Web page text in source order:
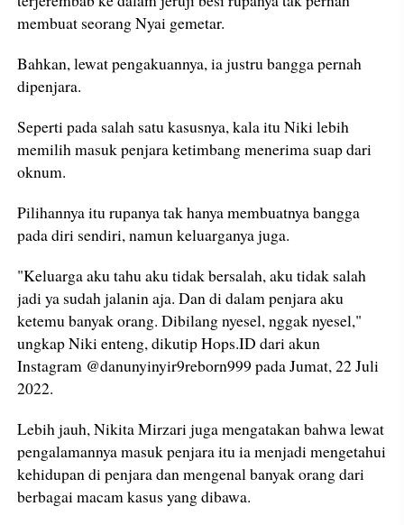
membuat seorang Nyai gemetar.
Bahkan, lewat pengakuannya, ia justru bangga pernah
dipenjara.
Seperti pada salah satu kasusnya, kala itu Niki lebih
memilih masuk penjara ketimbang menerima suap dari
oknum.
Pilihannya itu rupanya tak hanya membuatnya bangga
pada diri sendiri, namun keluarganya juga.
"Keluarga aku tahu aku tidak bersalah, aku tidak salah
jadi ya sudah jalanin aja. Dan di dalam penjara aku
ketemu banyak orang. Dibilang nyesel, nggak nyesel,"
ungkap Niki enteng, dikutip Hops.ID dari akun
Instagram @danunyinyir9reborn999 pada Jumat, 22 Juli
2022.
Lebih jauh, Nikita Mirzari juga mengatakan bahwa lewat
pengalamannya masuk penjara itu ia menjadi mengetahui
kehidupan di penjara dan mengenal banyak orang dari
berbagai macam kasus yang dibawa.